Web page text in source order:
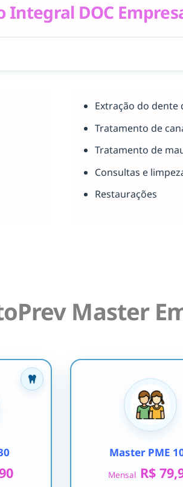
Integral DOC
Extração do dente
Tratamento de
Tratamento de
Consultas e
Restaurações
Master
Master PME
Mensal R$